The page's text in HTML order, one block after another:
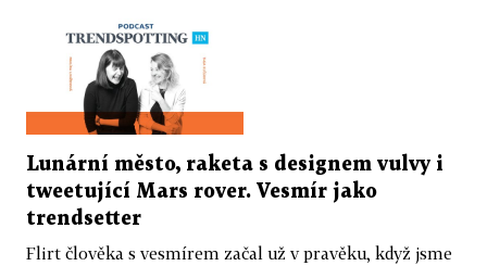
Lunární město, raketa s designem vulvy i
tweetující Mars rover. Vesmír jako
trendsetter
Flirt člověka s vesmírem začal už v pravěku, když jsme